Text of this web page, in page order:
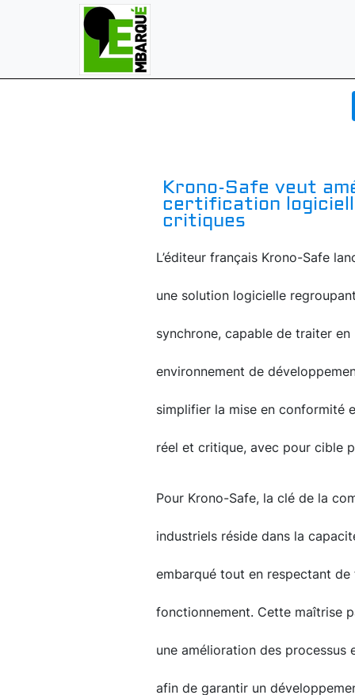
Krono-Safe veut
certification
critiques
L’éditeur français Krono-Safe
une solution logicielle
synchrone, capable de traiter
environnement de
simplifier la mise en conformité
réel et critique, avec pour cible
Pour Krono-Safe, la clé de la
industriels réside dans la
embarqué tout en respectant
fonctionnement. Cette maîtrise
une amélioration des
afin de garantir un